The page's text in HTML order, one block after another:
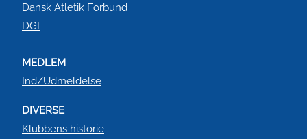
Dansk Atletik Forbund
DGI
MEDLEM
Ind/Udmeldelse
DIVERSE
Klubbens historie